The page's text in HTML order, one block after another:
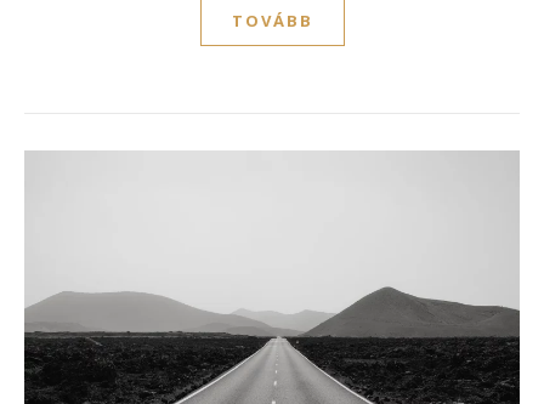
TOVÁBB